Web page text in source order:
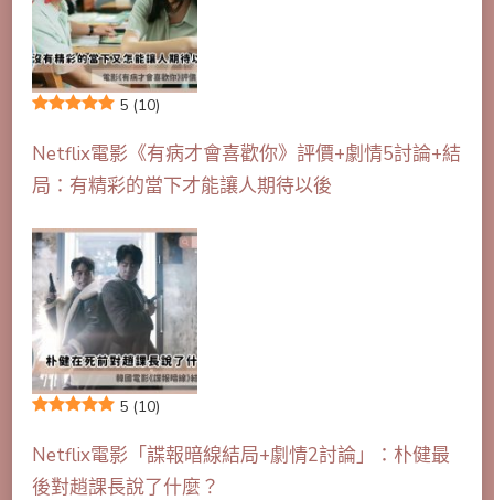
5 (10)
Netflix電影《有病才會喜歡你》評價+劇情5討論+結
局：有精彩的當下才能讓人期待以後
5 (10)
Netflix電影「諜報暗線結局+劇情2討論」：朴健最
後對趙課長說了什麼？